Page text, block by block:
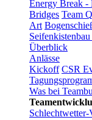
Energy Break -
Bridges Team
Art
Überblick
Anlässe
Kickoff CSR
Was bei
Schlechtwetter-